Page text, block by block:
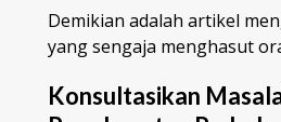
Demikian adalah artikel
yang sengaja menghasut
Konsultasikan